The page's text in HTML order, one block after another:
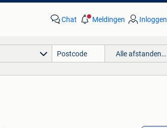
Chat Meldingen Inloggen
Alle afstanden…